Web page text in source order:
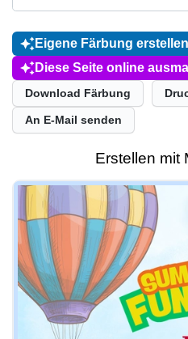
Eigene Färbung
Diese Seite online
Download Färbung
An E-Mail senden
Erstellen mit